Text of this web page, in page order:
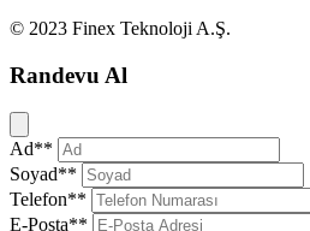
© 2023 Finex Teknoloji A.Ş.
Randevu Al
Kapat
Ad**
Soyad**
Telefon**
E-Posta**